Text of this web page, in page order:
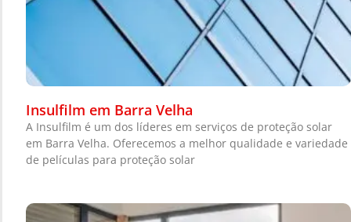
Insulfilm em Barra Velha
A Insulfilm é um dos líderes em serviços de proteção solar
em Barra Velha. Oferecemos a melhor qualidade e variedade
de películas para proteção solar